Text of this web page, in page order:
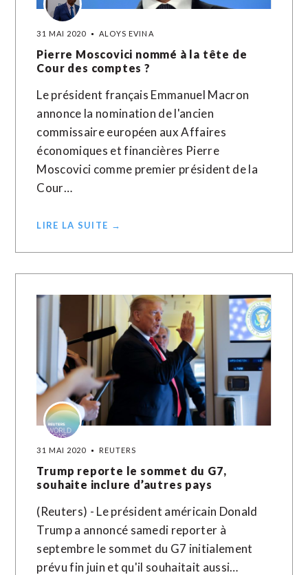
31 MAI 2020 ALOYS EVINA
Pierre Moscovici nommé à la tête de
Cour des comptes ?
Le président français Emmanuel Macron
annonce la nomination de l'ancien
commissaire européen aux Affaires
économiques et financières Pierre
Moscovici comme premier président de la
Cour…
LIRE LA SUITE →
31 MAI 2020 REUTERS
Trump reporte le sommet du G7,
souhaite inclure d’autres pays
(Reuters) - Le président américain Donald
Trump a annoncé samedi reporter à
septembre le sommet du G7 initialement
prévu fin juin et qu'il souhaitait aussi…